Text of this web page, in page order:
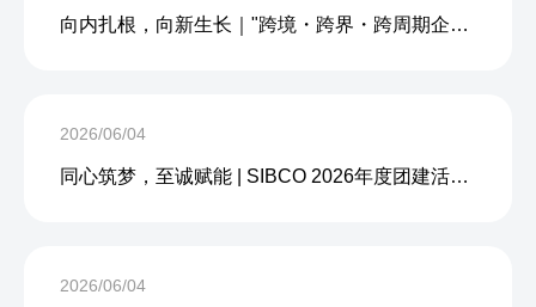
向内扎根，向新生长｜"跨境・跨界・跨周期企业内生力沙龙"成功举办
2026/06/04
同心筑梦，至诚赋能 | SIBCO 2026年度团建活动圆满收官
2026/06/04